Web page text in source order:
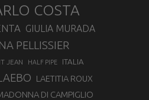
COSTA
GIULIA MURADA
PELLISSIER
JEAN HALF PIPE ITALIA
LAETITIA ROUX
DI CAMPIGLIO